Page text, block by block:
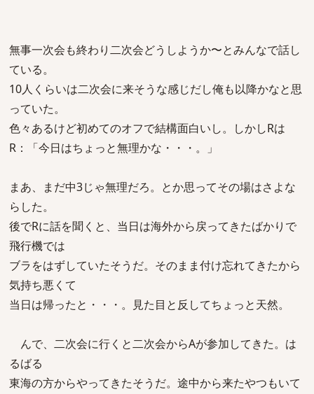
無事一次会も終わり二次会どうしようか〜とみんなで話し
ている。
10人くらいは二次会に来そうな感じだし俺も以降かなと思
っていた。
色々あるけど初めてのオフで結構面白いし。しかしRは
R：「今日はちょっと無理かな・・・。」
まあ、まだ中3じゃ無理だろ。とか思ってその場はさよな
らした。
後でRに話を聞くと、当日は海外から戻ってきたばかりで
飛行機では
ブラをはずしていたそうだ。そのまま付け忘れてきたから
気持ち悪くて
当日は帰ったと・・・。見た目と反してちょっと天然。
んで、二次会に行くと二次会からAが参加してきた。は
るばる
東海の方からやってきたそうだ。途中から来たやつもいて